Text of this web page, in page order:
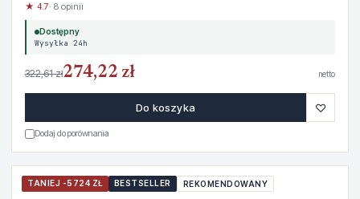
★ 4.7· 8 opinii
Dostępny
Wysyłka 24h
322,61 zł274,22 zł netto
Do koszyka ♡
Dodaj do porównania
TANIEJ -5724 ZŁ BESTSELLER REKOMENDOWANY